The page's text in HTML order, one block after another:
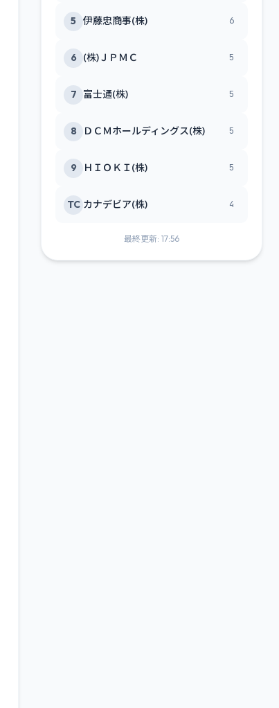
5 伊藤忠商事(株) 6
6 (株)ＪＰＭＣ 5
7 富士通(株) 5
8 ＤＣＭホールディングス(株) 5
9 ＨＩＯＫＩ(株) 5
TC カナデビア(株) 4
最終更新: 17:56